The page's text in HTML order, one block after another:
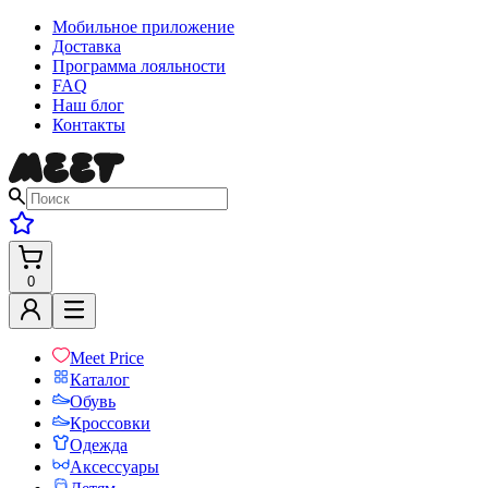
Мобильное приложение
Доставка
Программа лояльности
FAQ
Наш блог
Контакты
0
Meet Price
Каталог
Обувь
Кроссовки
Одежда
Аксессуары